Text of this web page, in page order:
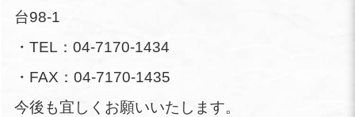
台98-1
・TEL：04-7170-1434
・FAX：04-7170-1435
今後も宜しくお願いいたします。